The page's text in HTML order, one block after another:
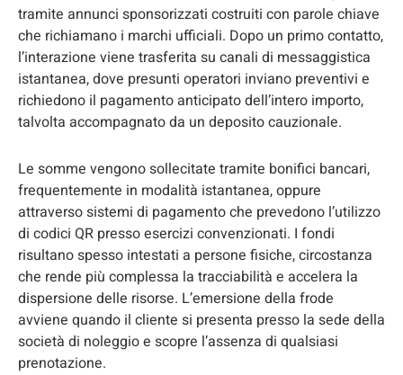
tramite annunci sponsorizzati costruiti con parole chiave
che richiamano i marchi ufficiali. Dopo un primo contatto,
l’interazione viene trasferita su canali di messaggistica
istantanea, dove presunti operatori inviano preventivi e
richiedono il pagamento anticipato dell’intero importo,
talvolta accompagnato da un deposito cauzionale.
Le somme vengono sollecitate tramite bonifici bancari,
frequentemente in modalità istantanea, oppure
attraverso sistemi di pagamento che prevedono l’utilizzo
di codici QR presso esercizi convenzionati. I fondi
risultano spesso intestati a persone fisiche, circostanza
che rende più complessa la tracciabilità e accelera la
dispersione delle risorse. L’emersione della frode
avviene quando il cliente si presenta presso la sede della
società di noleggio e scopre l’assenza di qualsiasi
prenotazione.